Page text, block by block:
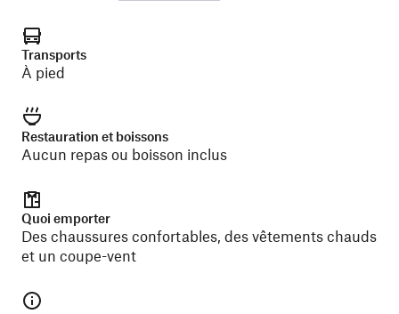
Transports
À pied
Restauration et boissons
Aucun repas ou boisson inclus
Quoi emporter
Des chaussures confortables, des vêtements chauds
et un coupe-vent